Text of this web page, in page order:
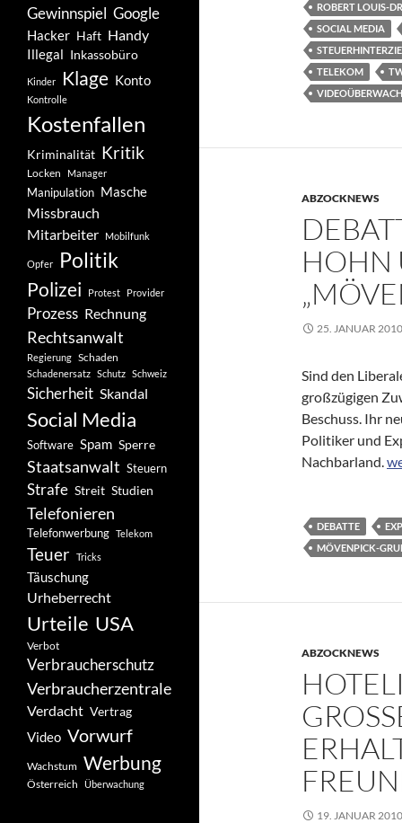
ROBERT LOUIS-
SOCIAL MEDIA
TELEKOM
ABZOCKNEWS
HOHN
25. JANUAR 2010
Sind den
großzügigen
Beschuss. Ihr
Politiker und
Nachbarland.
DEBATTE
MÖVENPICK-
ABZOCKNEWS
19. JANUAR 2010
Gewinnspiel Google
Hacker Haft Handy
Illegal Inkassobüro
Kinder Klage Konto
Kontrolle
Kostenfallen
Kriminalität Kritik
Locken Manager
Manipulation Masche
Missbrauch
Mitarbeiter
Mobilfunk
Opfer Politik
Polizei Protest Provider
Prozess Rechnung
Rechtsanwalt
Regierung Schaden
Schadenersatz Schutz Schweiz
Sicherheit Skandal
Social Media
Software Spam Sperre
Staatsanwalt Steuern
Strafe Streit Studien
Telefonieren
Telefonwerbung Telekom
Teuer Tricks
Täuschung
Urheberrecht
Urteile USA
Verbot
Verbraucherschutz
Verbraucherzentrale
Verdacht Vertrag
Video Vorwurf
Wachstum Werbung
Österreich Überwachung